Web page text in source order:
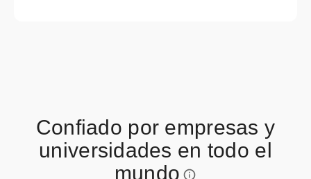
Confiado por empresas y
universidades en todo el
mundo